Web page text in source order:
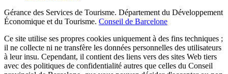
Gérance des Services de Tourisme. Département du Développement
Économique et du Tourisme. Conseil de Barcelone
Ce site utilise ses propres cookies uniquement à des fins techniques ;
il ne collecte ni ne transfère les données personnelles des utilisateurs
à leur insu. Cependant, il contient des liens vers des sites Web tiers
avec des politiques de confidentialité autres que celles du Conseil